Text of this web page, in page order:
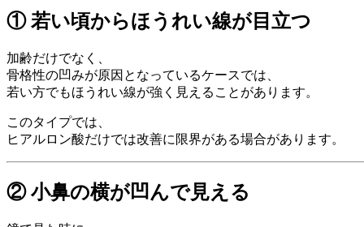
① 若い頃からほうれい線が目立つ
加齢だけでなく、
骨格性の凹みが原因となっているケースでは、
若い方でもほうれい線が強く見えることがあります。
このタイプでは、
ヒアルロン酸だけでは改善に限界がある場合があります。
② 小鼻の横が凹んで見える